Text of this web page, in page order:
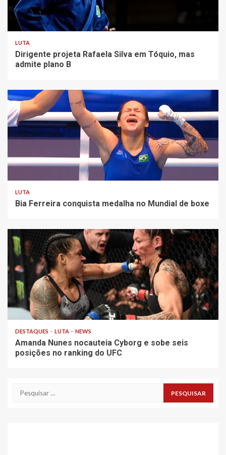
LUTA
Dirigente projeta Rafaela Silva em Tóquio, mas
admite plano B
LUTA
Bia Ferreira conquista medalha no Mundial de boxe
DESTAQUES LUTA NEWS
Amanda Nunes nocauteia Cyborg e sobe seis
posições no ranking do UFC
Pesquisar